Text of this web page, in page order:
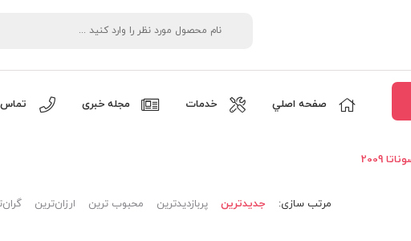
صفحه اصلي خدمات مجله خبری تماس
2009
مرتب‌ سازی: جدیدترین پربازدیدترین محبوب ترین ارزان‌ترین